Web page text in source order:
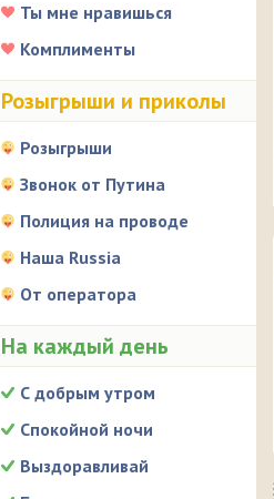
Ты мне нравишься
Комплименты
Розыгрыши и приколы
Розыгрыши
Звонок от Путина
Полиция на проводе
Наша Russia
От оператора
На каждый день
С добрым утром
Спокойной ночи
Выздоравливай